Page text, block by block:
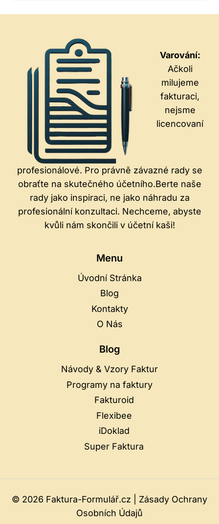
Varování:
Ačkoli
milujeme
fakturaci,
nejsme
licencovaní
profesionálové. Pro právně závazné rady se
obraťte na skutečného účetního.Berte naše
rady jako inspiraci, ne jako náhradu za
profesionální konzultaci. Nechceme, abyste
kvůli nám skončili v účetní kaši!
Menu
Úvodní Stránka
Blog
Kontakty
O Nás
Blog
Návody & Vzory Faktur
Programy na faktury
Fakturoid
Flexibee
iDoklad
Super Faktura
© 2026 Faktura-Formulář.cz | Zásady Ochrany
Osobních Údajů